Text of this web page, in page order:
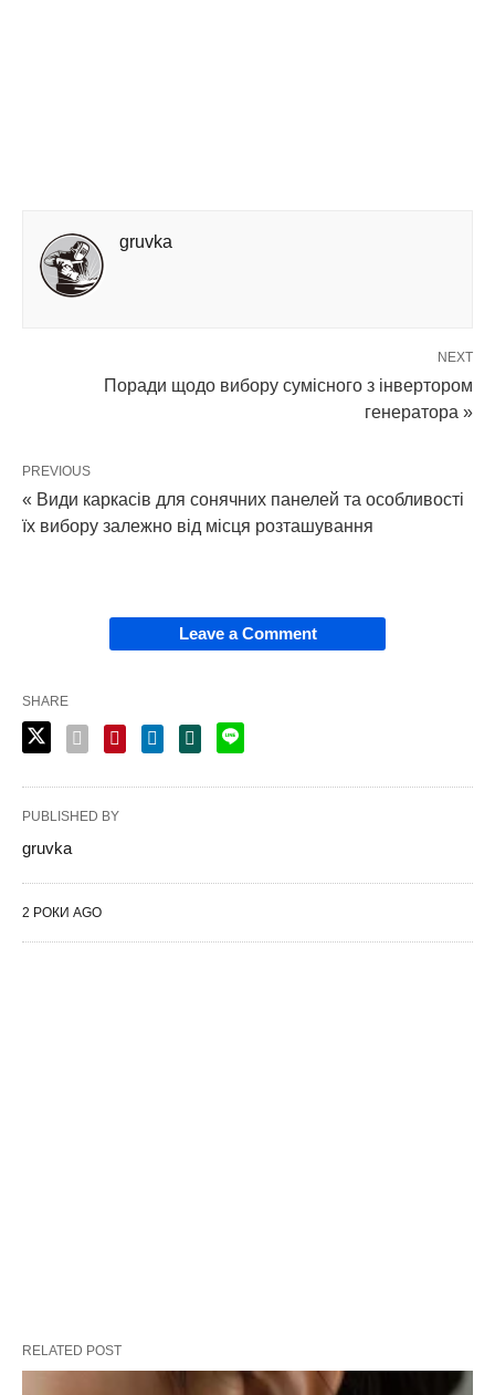
gruvka
NEXT
Поради щодо вибору сумісного з інвертором
генератора »
PREVIOUS
« Види каркасів для сонячних панелей та особливості
їх вибору залежно від місця розташування
Leave a Comment
SHARE
PUBLISHED BY
gruvka
2 РОКИ AGO
RELATED POST